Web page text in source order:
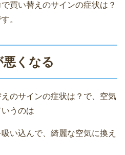
買い替えのサインの症状は？
。
くなる
のサインの症状は？で、空気
うのは
い込んで、綺麗な空気に換え